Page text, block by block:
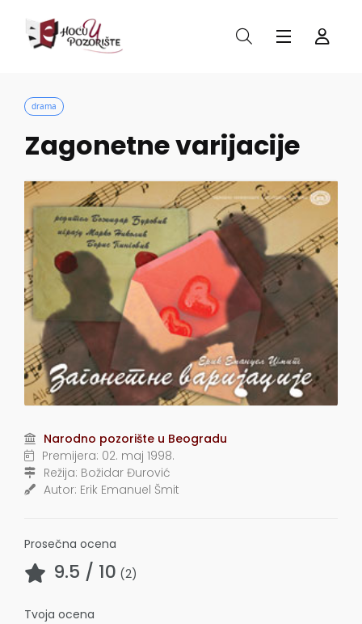
drama
Zagonetne varijacije
Narodno pozorište u Beogradu
Premijera: 02. maj 1998.
Režija: Božidar Đurović
Autor: Erik Emanuel Šmit
Prosečna ocena
9.5 / 10 (2)
Tvoja ocena